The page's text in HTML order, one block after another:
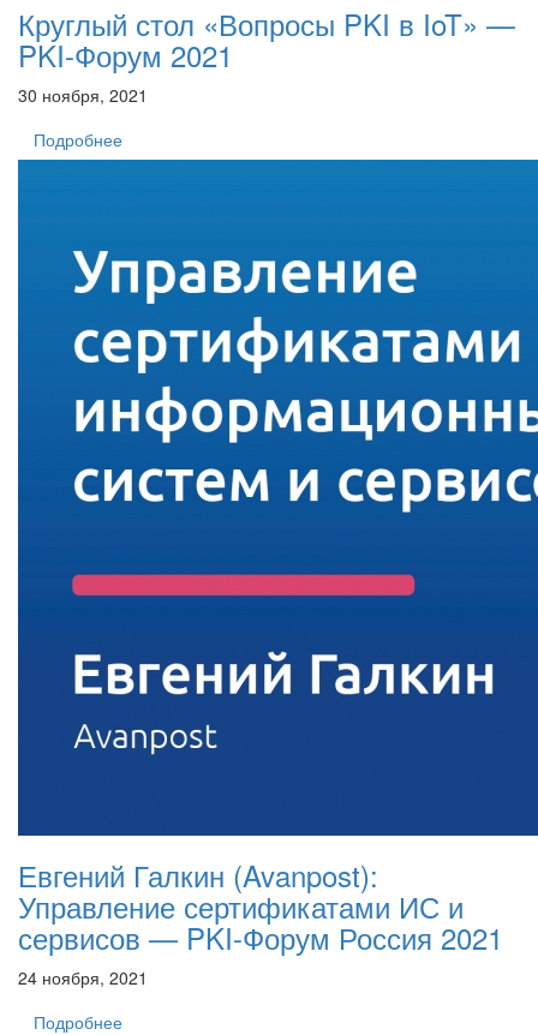
Круглый стол «Вопросы PKI в IoT» —
PKI-Форум 2021
30 ноября, 2021
Подробнее
Евгений Галкин (Avanpost):
Управление сертификатами ИС и
сервисов — PKI-Форум Россия 2021
24 ноября, 2021
Подробнее